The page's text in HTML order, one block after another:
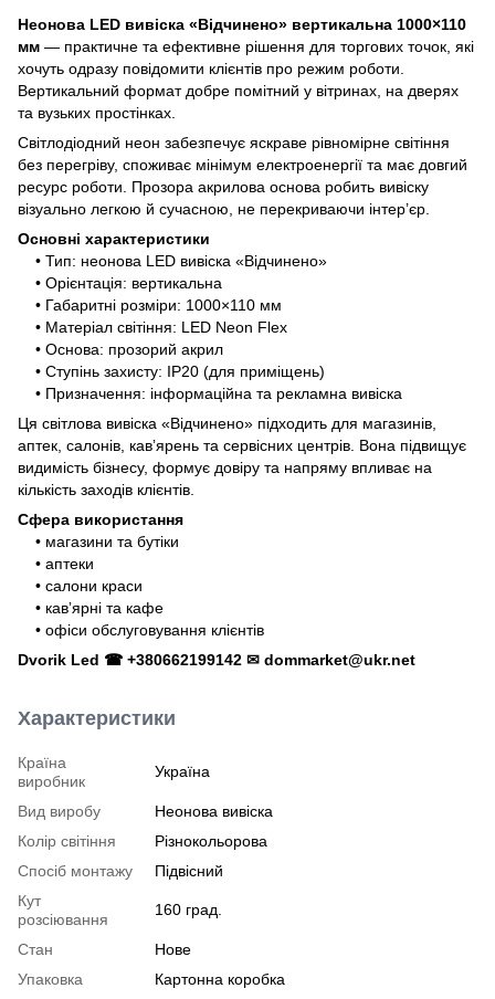
Неонова LED вивіска «Відчинено» вертикальна 1000×110
мм — практичне та ефективне рішення для торгових точок, які
хочуть одразу повідомити клієнтів про режим роботи.
Вертикальний формат добре помітний у вітринах, на дверях
та вузьких простінках.
Світлодіодний неон забезпечує яскраве рівномірне світіння
без перегріву, споживає мінімум електроенергії та має довгий
ресурс роботи. Прозора акрилова основа робить вивіску
візуально легкою й сучасною, не перекриваючи інтер’єр.
Основні характеристики
• Тип: неонова LED вивіска «Відчинено»
• Орієнтація: вертикальна
• Габаритні розміри: 1000×110 мм
• Матеріал світіння: LED Neon Flex
• Основа: прозорий акрил
• Ступінь захисту: IP20 (для приміщень)
• Призначення: інформаційна та рекламна вивіска
Ця світлова вивіска «Відчинено» підходить для магазинів,
аптек, салонів, кавʼярень та сервісних центрів. Вона підвищує
видимість бізнесу, формує довіру та напряму впливає на
кількість заходів клієнтів.
Сфера використання
• магазини та бутіки
• аптеки
• салони краси
• кавʼярні та кафе
• офіси обслуговування клієнтів
Dvorik Led ☎ +380662199142 ✉ dommarket@ukr.net
Характеристики
Країна
виробник
Україна
Вид виробу
Неонова вивіска
Колір світіння
Різнокольорова
Спосіб монтажу
Підвісний
Кут
розсіювання
160 град.
Стан
Нове
Упаковка
Картонна коробка